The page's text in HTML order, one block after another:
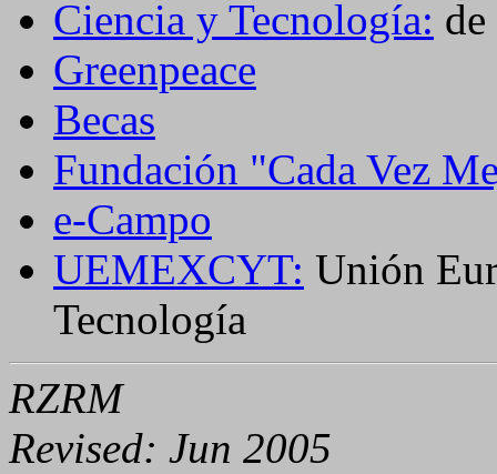
Ciencia y Tecnología:
Greenpeace
Becas
Fundación "Cada Vez
e-Campo
UEMEXCYT: Unión
Tecnología
RZRM
Revised: Jun 2005